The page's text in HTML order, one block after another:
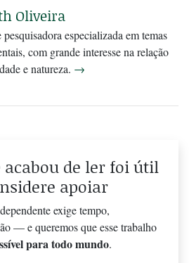
Oliveira
pesquisadora especializada em temas
com grande interesse na relação
e natureza. →
acabou de ler foi útil
apoiar
exige tempo,
— e queremos que esse trabalho
para todo mundo.